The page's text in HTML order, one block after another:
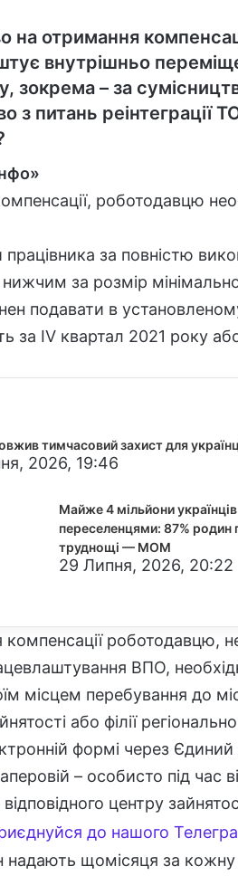
на отримання
внутрішньо
зокрема – за
з питань реінтеграції
роботодавцю
за повністю
за розмір
подавати в
за IV квартал 2021 року
тимчасовий захист для
2026, 19:46
Майже 4 мільйони
переселенцями: 87% родин
труднощі — МОМ
29 Липня, 2026, 20:22
роботодавцю,
ВПО,
місцем перебування до
або філії
формі через
– особисто під час
центру
до нашого
надають щомісяця за